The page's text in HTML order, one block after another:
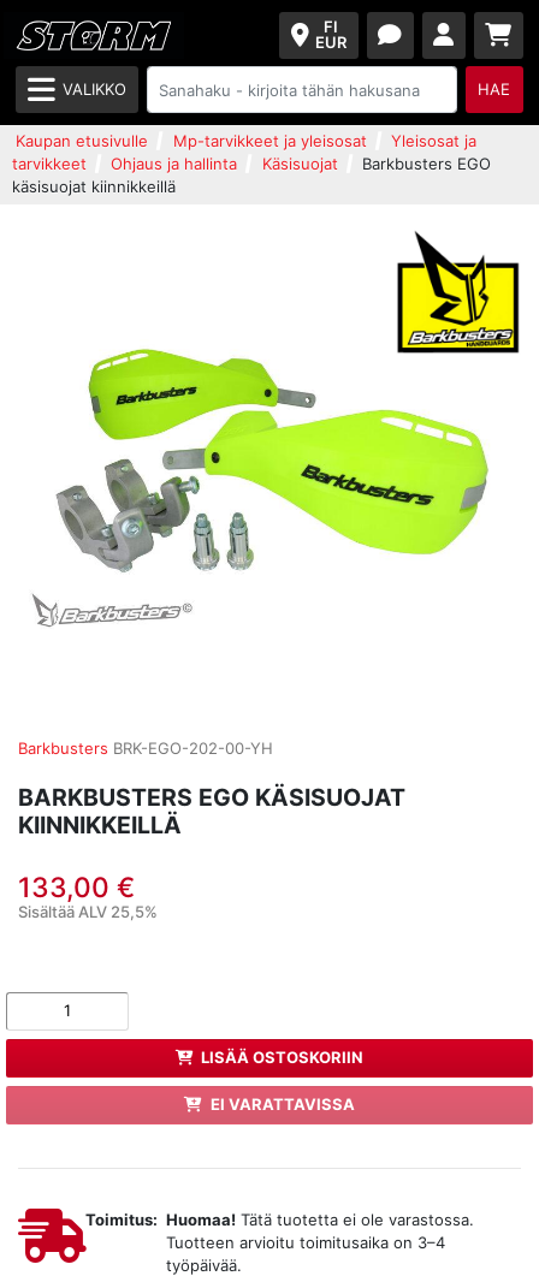
FI
EUR
VALIKKO HAE
Kaupan etusivulle Mp-tarvikkeet ja yleisosat
Yleisosat ja
tarvikkeet
Ohjaus ja hallinta Käsisuojat
Barkbusters EGO
käsisuojat kiinnikkeillä
Barkbusters BRK-EGO-202-00-YH
BARKBUSTERS EGO KÄSISUOJAT
KIINNIKKEILLÄ
133,00 €
Sisältää ALV 25,5%
LISÄÄ OSTOSKORIIN
EI VARATTAVISSA
Toimitus: Huomaa! Tätä tuotetta ei ole varastossa.
Tuotteen arvioitu toimitusaika on 3–4
työpäivää.